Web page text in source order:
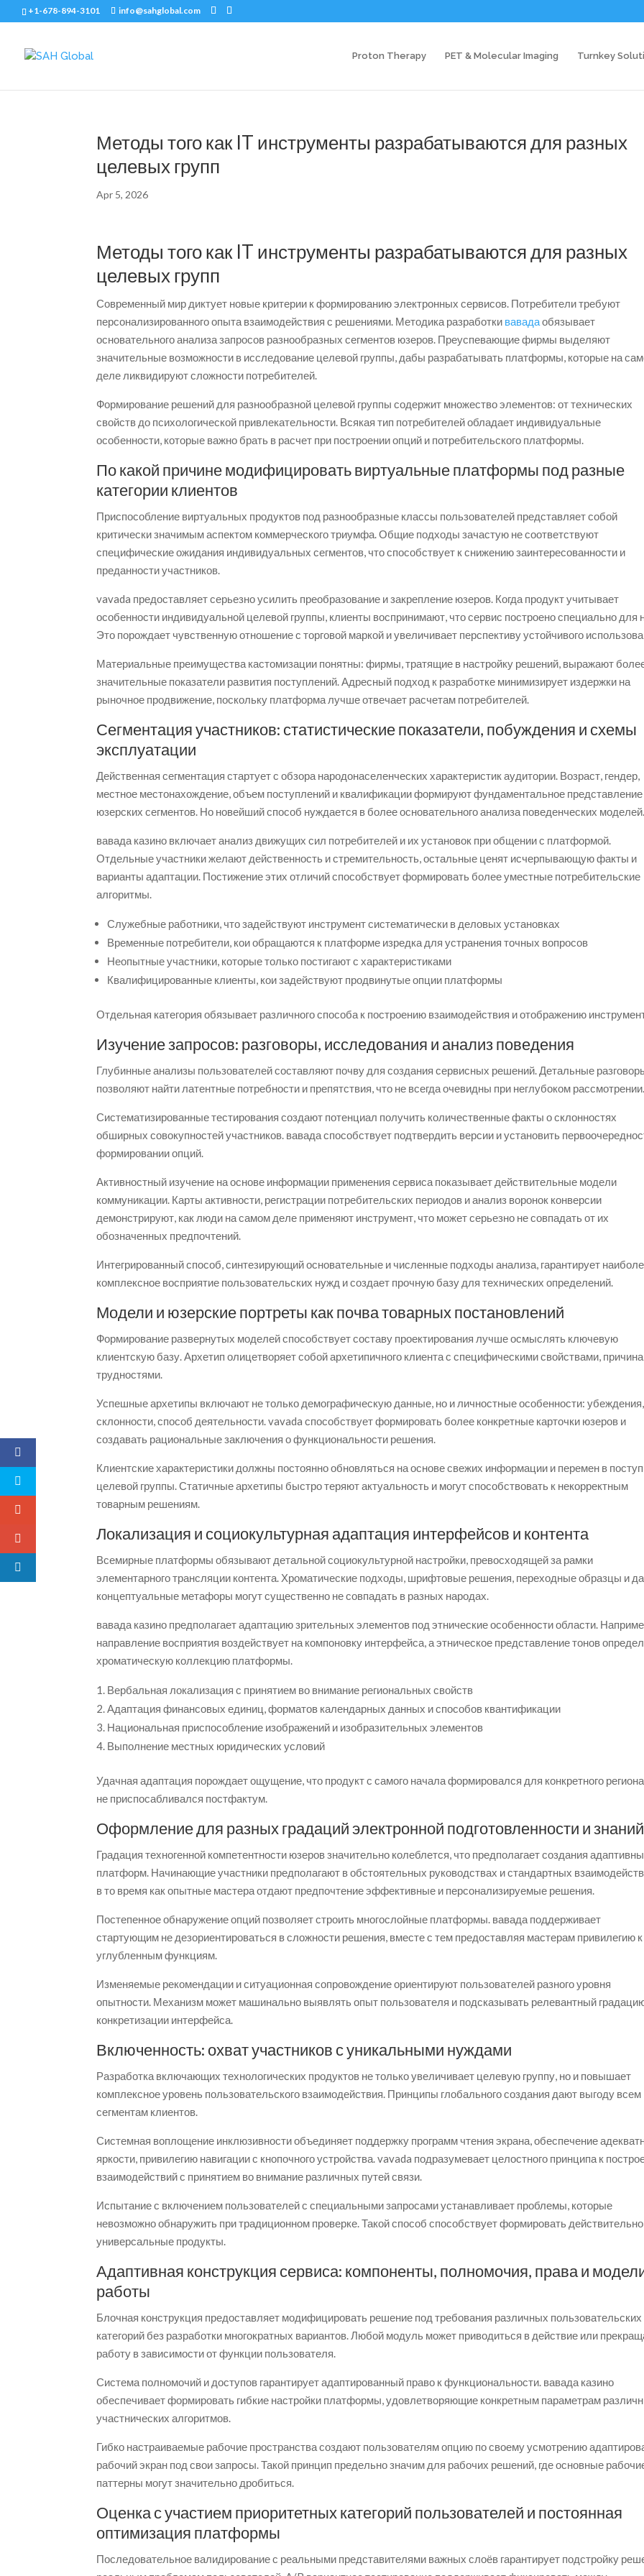
+1-678-894-3101 info@sahglobal.com
Proton Therapy PET & Molecular Imaging Turnkey
Методы того как IT инструменты разрабатываются для разных
целевых групп
Apr 5, 2026
Методы того как IT инструменты разрабатываются для разных
целевых групп
Современный мир диктует новые критерии к формированию электронных сервисов. Потребители требуют
персонализированного опыта взаимодействия с решениями. Методика разработки вавадаобязывает
основательного анализа запросов разнообразных сегментов юзеров. Преуспевающие фирмы выделяют
значительные возможности в исследование целевой группы, дабы разрабатывать платформы, которые на
деле ликвидируют сложности потребителей.
Формирование решений для разнообразной целевой группы содержит множество элементов: от технических
свойств до психологической привлекательности. Всякая тип потребителей обладает индивидуальные
особенности, которые важно брать в расчет при построении опций и потребительского платформы.
По какой причине модифицировать виртуальные платформы под разные
категории клиентов
Приспособление виртуальных продуктов под разнообразные классы пользователей представляет собой
критически значимым аспектом коммерческого триумфа. Общие подходы зачастую не соответствуют
специфические ожидания индивидуальных сегментов, что способствует к снижению заинтересованности и
преданности участников.
vavada предоставляет серьезно усилить преобразование и закрепление юзеров. Когда продукт учитывает
особенности индивидуальной целевой группы, клиенты воспринимают, что сервис построено специально для
Это порождает чувственную отношение с торговой маркой и увеличивает перспективу устойчивого
Материальные преимущества кастомизации понятны: фирмы, тратящие в настройку решений, выражают
значительные показатели развития поступлений. Адресный подход к разработке минимизирует издержки на
рыночное продвижение, поскольку платформа лучше отвечает расчетам потребителей.
Сегментация участников: статистические показатели, побуждения и схемы
эксплуатации
Действенная сегментация стартует с обзора народонаселенческих характеристик аудитории. Возраст, гендер,
местное местонахождение, объем поступлений и квалификации формируют фундаментальное представление
юзерских сегментов. Но новейший способ нуждается в более основательного анализа поведенческих
вавада казино включает анализ движущих сил потребителей и их установок при общении с платформой.
Отдельные участники желают действенность и стремительность, остальные ценят исчерпывающую факты и
варианты адаптации. Постижение этих отличий способствует формировать более уместные потребительские
алгоритмы.
Служебные работники, что задействуют инструмент систематически в деловых установках
Временные потребители, кои обращаются к платформе изредка для устранения точных вопросов
Неопытные участники, которые только постигают с характеристиками
Квалифицированные клиенты, кои задействуют продвинутые опции платформы
Отдельная категория обязывает различного способа к построению взаимодействия и отображению
Изучение запросов: разговоры, исследования и анализ поведения
Глубинные анализы пользователей составляют почву для создания сервисных решений. Детальные
позволяют найти латентные потребности и препятствия, что не всегда очевидны при неглубоком
Систематизированные тестирования создают потенциал получить количественные факты о склонностях
обширных совокупностей участников. вавада способствует подтвердить версии и установить
формировании опций.
Активностный изучение на основе информации применения сервиса показывает действительные модели
коммуникации. Карты активности, регистрации потребительских периодов и анализ воронок конверсии
демонстрируют, как люди на самом деле применяют инструмент, что может серьезно не совпадать от их
обозначенных предпочтений.
Интегрированный способ, синтезирующий основательные и численные подходы анализа, гарантирует
комплексное восприятие пользовательских нужд и создает прочную базу для технических определений.
Модели и юзерские портреты как почва товарных постановлений
Формирование развернутых моделей способствует составу проектирования лучше осмыслять ключевую
клиентскую базу. Архетип олицетворяет собой архетипичного клиента с специфическими свойствами,
трудностями.
Успешные архетипы включают не только демографическую данные, но и личностные особенности: убеждения,
склонности, способ деятельности. vavada способствует формировать более конкретные карточки юзеров и
создавать рациональные заключения о функциональности решения.
Клиентские характеристики должны постоянно обновляться на основе свежих информации и перемен в
целевой группы. Статичные архетипы быстро теряют актуальность и могут способствовать к некорректным
товарным решениям.
Локализация и социокультурная адаптация интерфейсов и контента
Всемирные платформы обязывают детальной социокультурной настройки, превосходящей за рамки
элементарного трансляции контента. Хроматические подходы, шрифтовые решения, переходные образцы и
концептуальные метафоры могут существенно не совпадать в разных народах.
вавада казино предполагает адаптацию зрительных элементов под этнические особенности области.
направление восприятия воздействует на компоновку интерфейса, а этническое представление тонов
хроматическую коллекцию платформы.
Вербальная локализация с принятием во внимание региональных свойств
Адаптация финансовых единиц, форматов календарных данных и способов квантификации
Национальная приспособление изображений и изобразительных элементов
Выполнение местных юридических условий
Удачная адаптация порождает ощущение, что продукт с самого начала формировался для конкретного
не приспосабливался постфактум.
Оформление для разных градаций электронной подготовленности и знаний
Градация техногенной компетентности юзеров значительно колеблется, что предполагает создания
платформ. Начинающие участники предполагают в обстоятельных руководствах и стандартных
в то время как опытные мастера отдают предпочтение эффективные и персонализируемые решения.
Постепенное обнаружение опций позволяет строить многослойные платформы. вавада поддерживает
стартующим не дезориентироваться в сложности решения, вместе с тем предоставляя мастерам привилегию к
углубленным функциям.
Изменяемые рекомендации и ситуационная сопровождение ориентируют пользователей разного уровня
опытности. Механизм может машинально выявлять опыт пользователя и подсказывать релевантный
конкретизации интерфейса.
Включенность: охват участников с уникальными нуждами
Разработка включающих технологических продуктов не только увеличивает целевую группу, но и повышает
комплексное уровень пользовательского взаимодействия. Принципы глобального создания дают выгоду всем
сегментам клиентов.
Системная воплощение инклюзивности объединяет поддержку программ чтения экрана, обеспечение
яркости, привилегию навигации с кнопочного устройства. vavada подразумевает целостного принципа к
взаимодействий с принятием во внимание различных путей связи.
Испытание с включением пользователей с специальными запросами устанавливает проблемы, которые
невозможно обнаружить при традиционном проверке. Такой способ способствует формировать действительно
универсальные продукты.
Адаптивная конструкция сервиса: компоненты, полномочия, права и
работы
Блочная конструкция предоставляет модифицировать решение под требования различных пользовательских
категорий без разработки многократных вариантов. Любой модуль может приводиться в действие или
работу в зависимости от функции пользователя.
Система полномочий и доступов гарантирует адаптированный право к функциональности. вавада казино
обеспечивает формировать гибкие настройки платформы, удовлетворяющие конкретным параметрам
участнических алгоритмов.
Гибко настраиваемые рабочие пространства создают пользователям опцию по своему усмотрению
рабочий экран под свои запросы. Такой принцип предельно значим для рабочих решений, где основные
паттерны могут значительно дробиться.
Оценка с участием приоритетных категорий пользователей и постоянная
оптимизация платформы
Последовательное валидирование с реальными представителями важных слоёв гарантирует подстройку